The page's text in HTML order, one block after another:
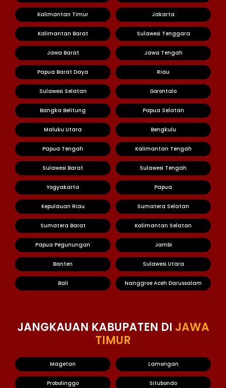
Kalimantan Timur Jakarta
Kalimantan Barat Sulawesi Tenggara
Jawa Barat Jawa Tengah
Papua Barat Daya Riau
Sulawesi Selatan Gorontalo
Bangka Belitung Papua Selatan
Maluku Utara Bengkulu
Papua Tengah Kalimantan Tengah
Sulawesi Barat Sulawesi Tengah
Yogyakarta Papua
Kepulauan Riau Sumatera Selatan
Sumatera Barat Kalimantan Selatan
Papua Pegunungan Jambi
Banten Sulawesi Utara
Bali Nanggroe Aceh Darussalam
JANGKAUAN KABUPATEN DI JAWA
TIMUR
Magetan Lamongan
Probolinggo Situbondo